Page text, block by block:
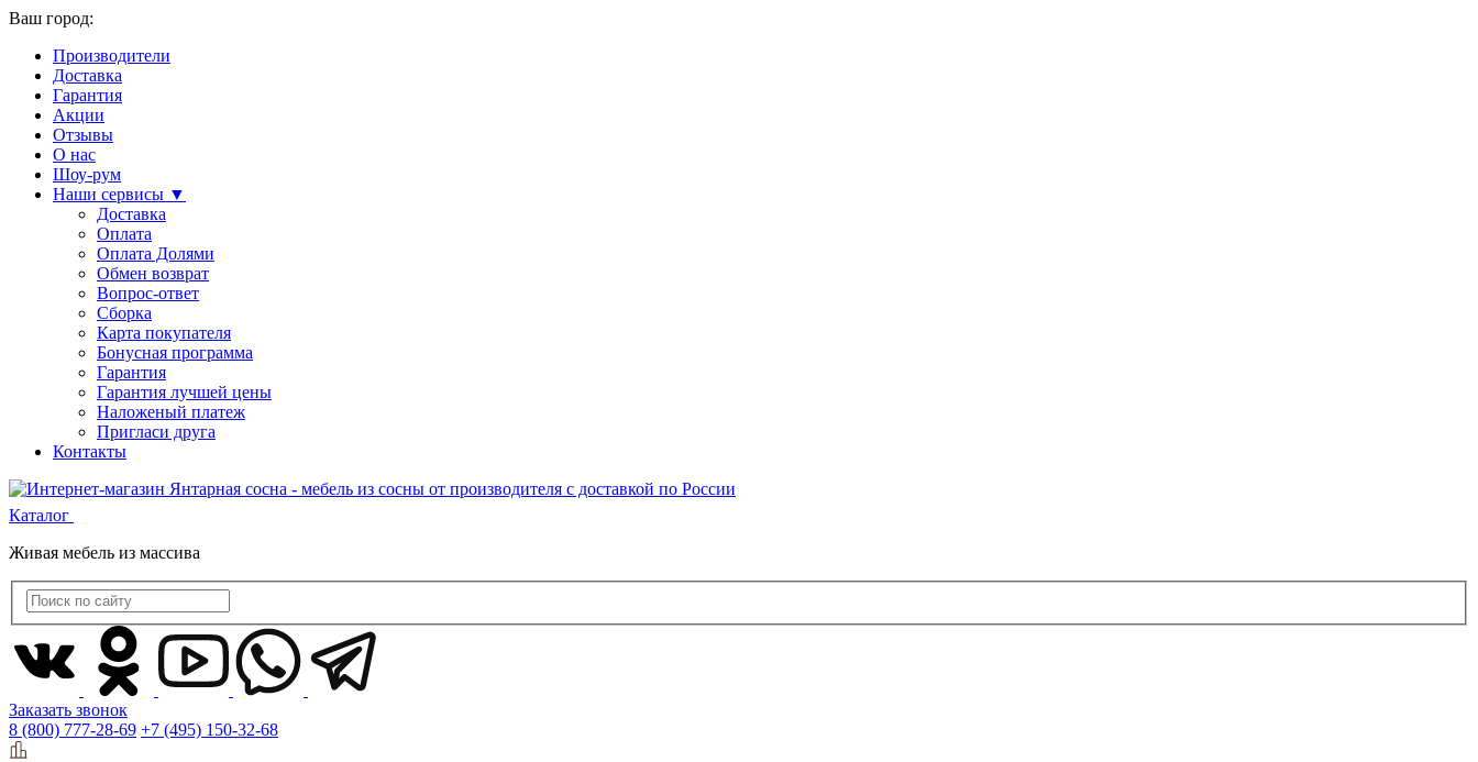
Ваш город:
Производители
Доставка
Гарантия
Акции
Отзывы
О нас
Шоу-рум
Наши сервисы ▼
Доставка
Оплата
Оплата Долями
Обмен возврат
Вопрос-ответ
Сборка
Карта покупателя
Бонусная программа
Гарантия
Гарантия лучшей цены
Наложеный платеж
Пригласи друга
Контакты
Каталог
Живая мебель из массива
Заказать звонок
8 (800) 777-28-69 +7 (495) 150-32-68